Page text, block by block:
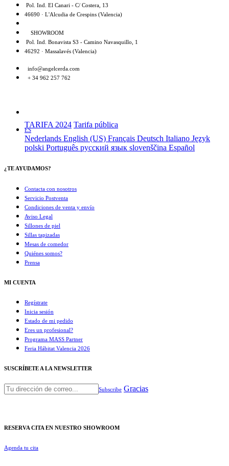
Pol. Ind. El Canari - C/ Costera, 13
46690 · L'Alcudia de Crespins (Valencia)
SHOWROOM
Pol. Ind. Bonavista S3 - Camino Navasquillo, 1
46292 · Massalavés (Valencia)
info@angelcerda.com
+ 34 962 257 762
TARIFA 2024 Tarifa pública
ES
Nederlands English (US) Français Deutsch Italiano Język
polski Português русский язык slovenščina Español
¿TE AYUDAMOS?
Contacta con nosotros
Servicio Postventa
Condiciones de venta y envío
Aviso Legal
Sillones de piel
Sillas tapizadas
Mesas de comedor
Quiénes somos?
Prensa
MI CUENTA
Regístrate
Inicia sesión
Estado de mi pedido
Eres un profesional?
Programa MASS Partner
Feria Hábitat Valencia 2026​
SUSCRÍBETE A LA NEWSLETTER
Subscribe Gracias
RESERVA CITA EN NUESTRO SHOWROOM
Agenda tu cita